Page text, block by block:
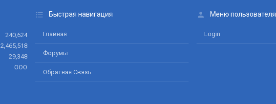
240,624
2,465,518
29,348
ООО
Быстрая навигация
Главная
Форумы
Обратная Связь
Меню пользователя
Login